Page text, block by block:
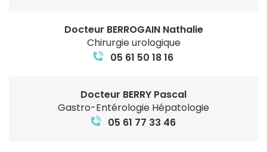
Docteur BERROGAIN Nathalie
Chirurgie urologique
05 61 50 18 16
Docteur BERRY Pascal
Gastro-Entérologie Hépatologie
05 61 77 33 46